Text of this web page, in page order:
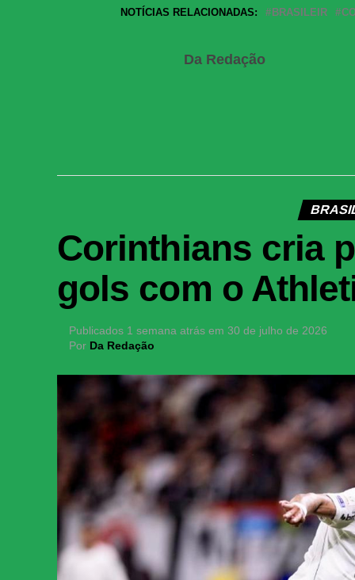
Share
NOTÍCIAS RELACIONADAS: BRASILEIR
Da Redação
Corinthians cria
gols com o
Publicados 1 semana atrás em 30 de julho de 2026
Por Da Redação